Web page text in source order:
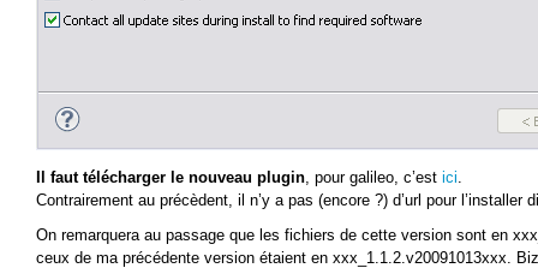
Il faut télécharger le nouveau plugin, pour galileo, c’est ici.
Contrairement au précèdent, il n’y a pas (encore ?) d’url pour l’installer
On remarquera au passage que les fichiers de cette version sont en
ceux de ma précédente version étaient en xxx_1.1.2.v20091013xxx.